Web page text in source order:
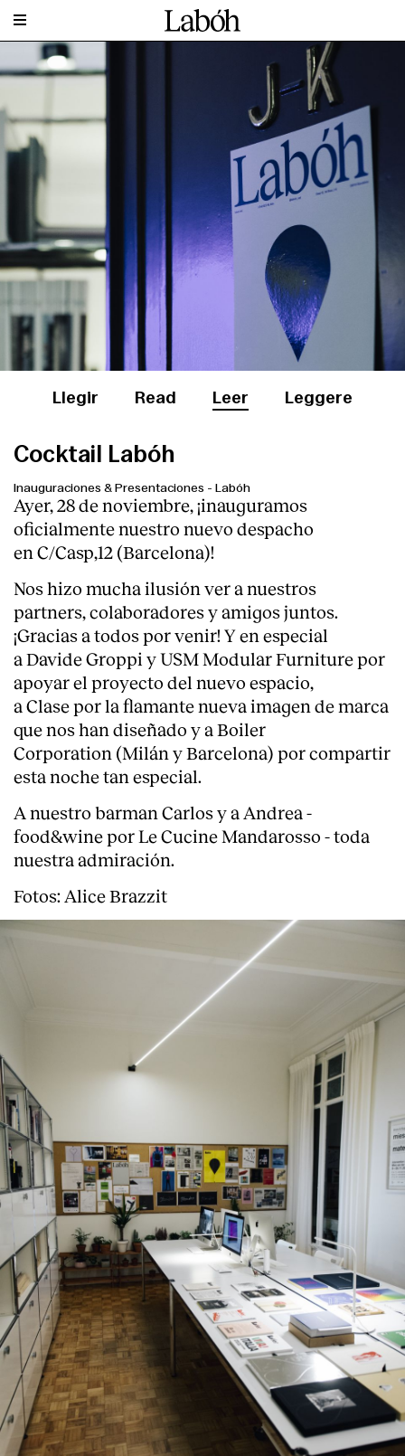
Llegir Read Leer Leggere
Cocktail Labóh
Inauguraciones & Presentaciones - Labóh
Ayer, 28 de noviembre, ¡inauguramos
oficialmente nuestro nuevo despacho
en C/Casp,12 (Barcelona)!
Nos hizo mucha ilusión ver a nuestros
partners, colaboradores y amigos juntos.
¡Gracias a todos por venir! Y en especial
a Davide Groppi yUSM Modular Furniturepor
apoyar el proyecto del nuevo espacio,
a Clasepor la flamante nueva imagen de marca
que nos han diseñado y a Boiler
Corporation (Milán y Barcelona) por compartir
esta noche tan especial.
A nuestro barman Carlos y a Andrea -
food&wine por Le Cucine Mandarosso - toda
nuestra admiración.
Fotos: Alice Brazzit